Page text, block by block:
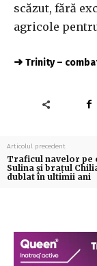
scăzut, fără
agricole
➜ Trinity –
Articolul precedent
Traficul navelor pe
Sulina şi braţul
dublat în ultimii ani